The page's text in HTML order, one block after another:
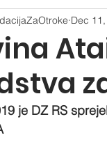
Dec
je DZ RS